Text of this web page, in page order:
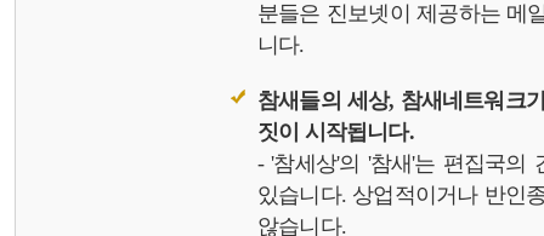
분들은 진보넷이 제공하는 메
니다.
참새들의 세상, 참새네트워크
짓이 시작됩니다.
- '참세상'의 '참새'는 편집국의
있습니다. 상업적이거나 반인
않습니다.